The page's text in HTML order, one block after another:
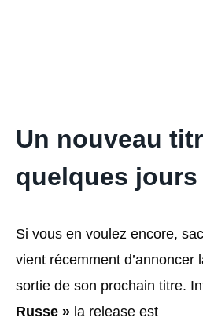
Un nouveau
quelques jours
Si vous en voulez encore,
vient récemment d’annoncer
sortie de son prochain titre.
Russe » la release est